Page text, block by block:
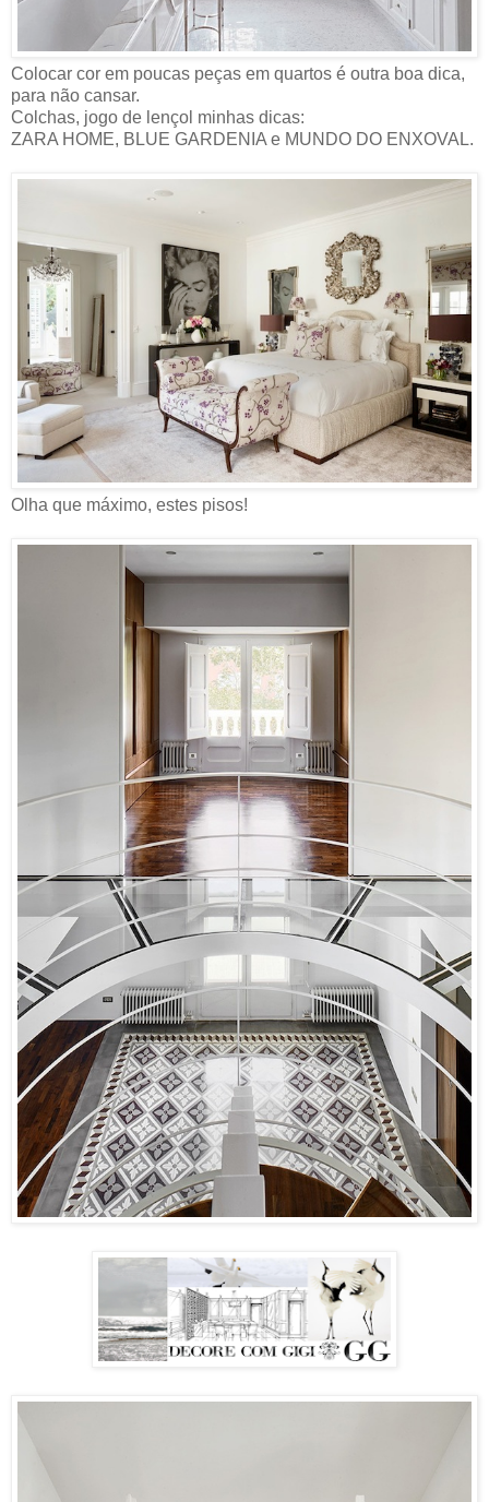
Colocar cor em poucas peças em quartos é outra boa dica,
para não cansar.
Colchas, jogo de lençol minhas dicas:
ZARA HOME, BLUE GARDENIA e MUNDO DO ENXOVAL.
Olha que máximo, estes pisos!